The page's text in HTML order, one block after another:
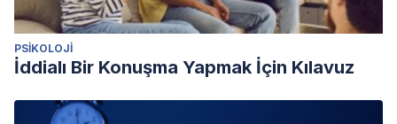
PSIKOLOJI
İddialı Bir Konuşma Yapmak İçin Kılavuz